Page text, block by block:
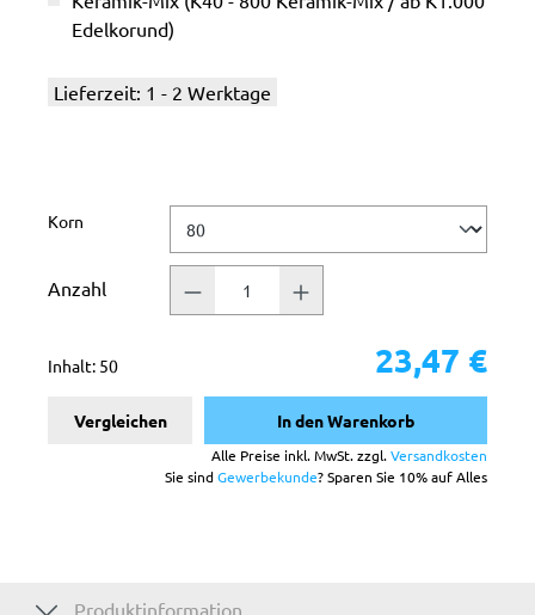
Edelkorund)
Lieferzeit: 1 - 2 Werktage
Korn
Anzahl
Inhalt: 50 23,47 €
Vergleichen In den Warenkorb
Alle Preise inkl. MwSt. zzgl.Versandkosten
Sie sindGewerbekunde? Sparen Sie 10% auf Alles
Produktinformation